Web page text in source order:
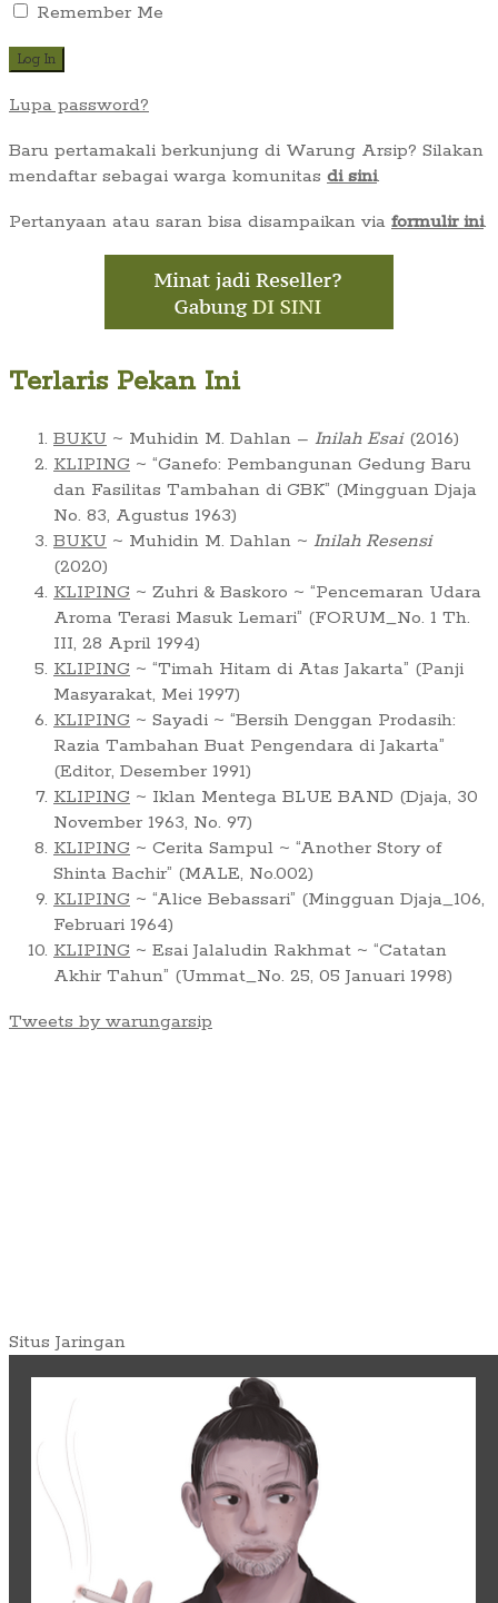
Remember Me
Lupa password?
Baru pertamakali berkunjung di Warung Arsip? Silakan
mendaftar sebagai warga komunitas di sini.
Pertanyaan atau saran bisa disampaikan via formulir ini.
Terlaris Pekan Ini
BUKU ~ Muhidin M. Dahlan – Inilah Esai(2016)
KLIPING ~ “Ganefo: Pembangunan Gedung Baru
dan Fasilitas Tambahan di GBK” (Mingguan Djaja
No. 83, Agustus 1963)
BUKU ~ Muhidin M. Dahlan ~ Inilah Resensi
(2020)
KLIPING ~ Zuhri & Baskoro ~ “Pencemaran Udara
Aroma Terasi Masuk Lemari” (FORUM_No. 1 Th.
III, 28 April 1994)
KLIPING ~ “Timah Hitam di Atas Jakarta” (Panji
Masyarakat, Mei 1997)
KLIPING ~ Sayadi ~ “Bersih Denggan Prodasih:
Razia Tambahan Buat Pengendara di Jakarta”
(Editor, Desember 1991)
KLIPING ~ Iklan Mentega BLUE BAND (Djaja, 30
November 1963, No. 97)
KLIPING ~ Cerita Sampul ~ “Another Story of
Shinta Bachir” (MALE, No.002)
KLIPING ~ “Alice Bebassari” (Mingguan Djaja_106,
Februari 1964)
KLIPING ~ Esai Jalaludin Rakhmat ~ “Catatan
Akhir Tahun” (Ummat_No. 25, 05 Januari 1998)
Tweets by warungarsip
Situs Jaringan